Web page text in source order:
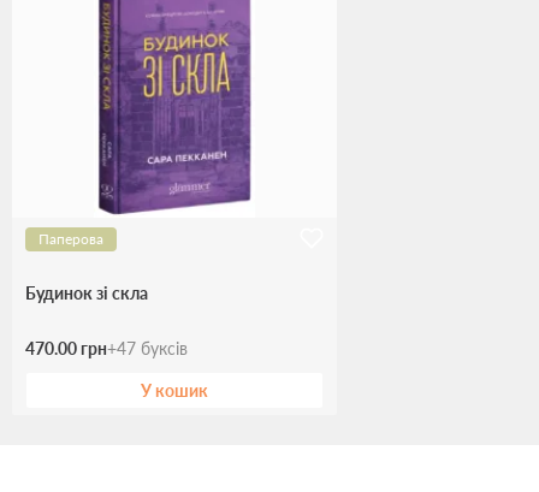
Паперова
Будинок зі скла
470.00 грн+47 буксів
У кошик